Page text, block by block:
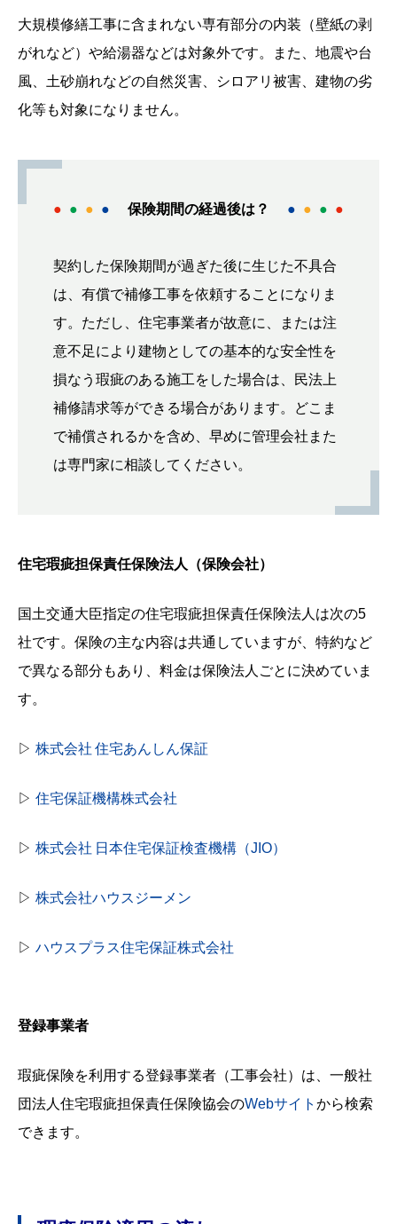
大規模修繕工事に含まれない専有部分の内装（壁紙の剥
がれなど）や給湯器などは対象外です。また、地震や台
風、土砂崩れなどの自然災害、シロアリ被害、建物の劣
化等も対象になりません。
● ● ● ● 保険期間の経過後は？ ● ● ● ●
契約した保険期間が過ぎた後に生じた不具合
は、有償で補修工事を依頼することになりま
す。ただし、住宅事業者が故意に、または注
意不足により建物としての基本的な安全性を
損なう瑕疵のある施工をした場合は、民法上
補修請求等ができる場合があります。どこま
で補償されるかを含め、早めに管理会社また
は専門家に相談してください。
住宅瑕疵担保責任保険法人（保険会社）
国土交通大臣指定の住宅瑕疵担保責任保険法人は次の5
社です。保険の主な内容は共通していますが、特約など
で異なる部分もあり、料金は保険法人ごとに決めていま
す。
▷ 株式会社 住宅あんしん保証
▷ 住宅保証機構株式会社
▷ 株式会社 日本住宅保証検査機構（JIO）
▷ 株式会社ハウスジーメン
▷ ハウスプラス住宅保証株式会社
登録事業者
瑕疵保険を利用する登録事業者（工事会社）は、一般社
団法人住宅瑕疵担保責任保険協会のWebサイト から検索
できます。